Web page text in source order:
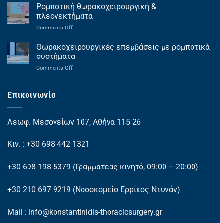
εφαρμογή
ρομποτικής
θωρακοχειρουργικής
στο
Ρομποτική θωρακοχειρουργική &
πλεονεκτήματα
Comments Offon
θωρακοχειρουργική
πλεονεκτήματα
Θωρακοχειρουργικές επεμβάσεις με ρομποτικά
συστήματα
Comments Offon
Επικοινωνία
Λεωφ. Μεσογείων 107, Αθήνα 115 26
Κιν. : +30 698 442 1321
+30 698 198 5379 (Γραμματεας κινητό, 09:00 – 20:00)
+30 210 697 9219 (Νοσοκομείο Ερρίκος Ντυνάν)
Mail : info@konstantinidis-thoracicsurgery.gr